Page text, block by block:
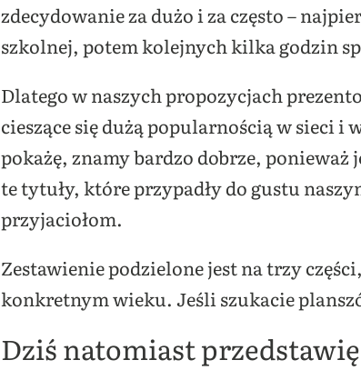
zdecydowanie za dużo i za często –
szkolnej, potem kolejnych kilka godzin
Dlatego w naszych propozycjach
cieszące się dużą popularnością w sieci
pokażę, znamy bardzo dobrze,
te tytuły, które przypadły do gustu
przyjaciołom.
Zestawienie podzielone jest na trzy
konkretnym wieku. Jeśli szukacie
Dziś natomiast przedstawię